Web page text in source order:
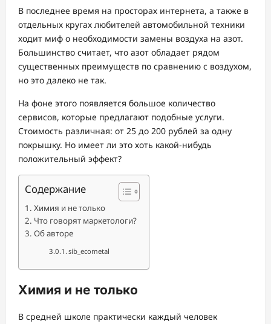
В последнее время на просторах интернета, а также в
отдельных кругах любителей автомобильной техники
ходит миф о необходимости замены воздуха на азот.
Большинство считает, что азот обладает рядом
существенных преимуществ по сравнению с воздухом,
но это далеко не так.
На фоне этого появляется большое количество
сервисов, которые предлагают подобные услуги.
Стоимость различная: от 25 до 200 рублей за одну
покрышку. Но имеет ли это хоть какой-нибудь
положительный эффект?
Содержание
Химия и не только
Что говорят маркетологи?
Об авторе
sib_ecometal
Химия и не только
В средней школе практически каждый человек